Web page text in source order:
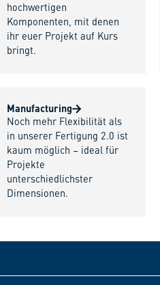
hochwertigen
Komponenten, mit denen
ihr euer Projekt auf Kurs
bringt.
Manufacturing
Noch mehr Flexibilität als
in unserer Fertigung 2.0 ist
kaum möglich – ideal für
Projekte
unterschiedlichster
Dimensionen.